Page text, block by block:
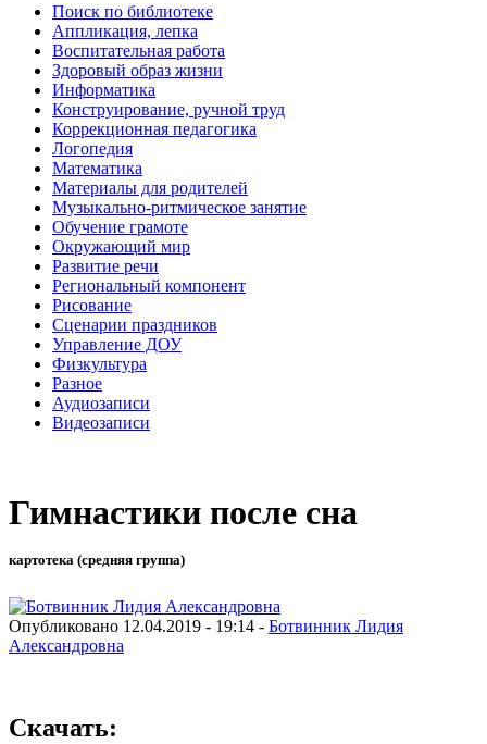
Поиск по библиотеке
Аппликация, лепка
Воспитательная работа
Здоровый образ жизни
Информатика
Конструирование, ручной труд
Коррекционная педагогика
Логопедия
Математика
Материалы для родителей
Музыкально-ритмическое занятие
Обучение грамоте
Окружающий мир
Развитие речи
Региональный компонент
Рисование
Сценарии праздников
Управление ДОУ
Физкультура
Разное
Аудиозаписи
Видеозаписи
Гимнастики после сна
картотека (средняя группа)
Опубликовано 12.04.2019 - 19:14 - Ботвинник Лидия
Александровна
Скачать: